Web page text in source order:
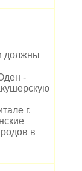
должны
-
г.
в